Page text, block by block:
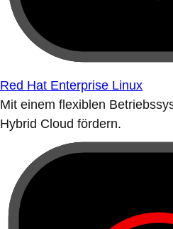
Red Hat Enterprise Linux
Mit einem flexiblen
Hybrid Cloud fördern.